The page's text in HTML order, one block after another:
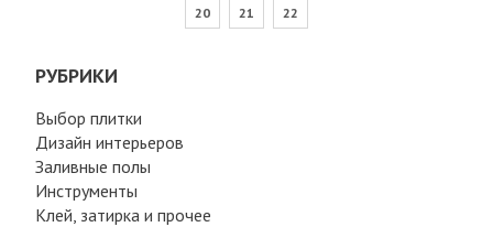
20
21 22
РУБРИКИ
Выбор плитки
Дизайн интерьеров
Заливные полы
Инструменты
Клей, затирка и прочее